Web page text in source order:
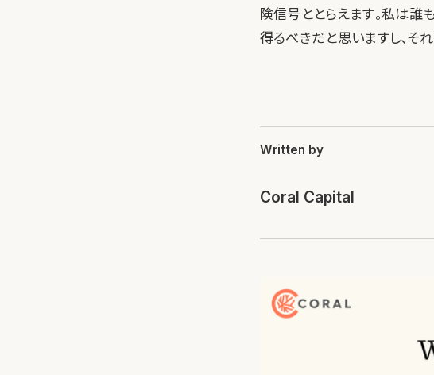
険信号ととらえます。私は誰
得るべきだと思いますし、そ
Written by
Coral Capital